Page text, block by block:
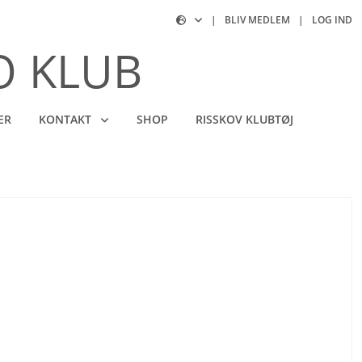
| BLIV MEDLEM | LOG IND
KLUB
KONTAKT SHOP RISSKOV KLUBTØJ